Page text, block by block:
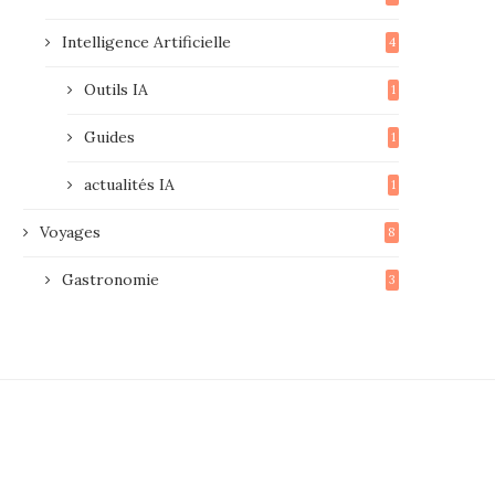
Intelligence Artificielle 4
Outils IA 1
Guides 1
actualités IA 1
Voyages 8
Gastronomie 3